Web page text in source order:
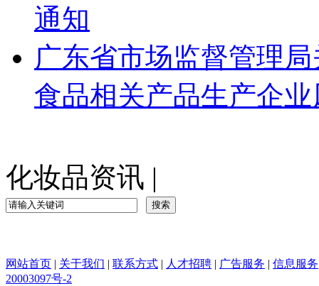
通知
广东省市场监督管理
食品相关产品生产企
化妆品资讯 |
网站首页 | 关于我们 | 联系方式 | 人才招聘 | 广告服务 | 信息服务
20003097号-2